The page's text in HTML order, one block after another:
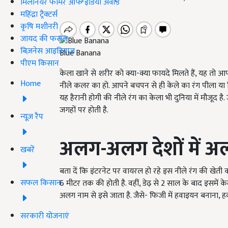
महिंद्रा ट्रैक्टर्स
कृषि मशीनरी
जायद की फसल
बिज़नेस आइडियाज
पीएम किसान
Home
न्यूज़ रैप
खबरें
सफल किसान
सरकारी योजनाएं
Blue Banana
केला खाने से शरीर को क्या-क्या फायदे मिलते हैं,यह तो
नीले कलर का हो. आपने बचपन से ही केले का रंग पीला या
यह हैरानी होगी की नीले रंग का केला भी दुनिया में
जगहों पर होती है.
अलग-अलग देशों में
बता दें कि इंटरनेट पर वायरल हो रहे इस नीले रंग की
6 मीटर तक की होती है. वहीं, डेढ़ से 2 साल के बाद
अलग नाम से इसे जाता है. जैसे- फिजी में हवाइयन बनाना,